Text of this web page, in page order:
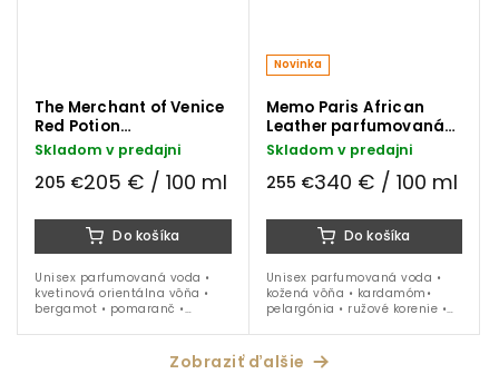
The Merchant of Venice
Red Potion
parfumovaná voda 100
Skladom v predajni
205 €205 € / 100 ml
Do košíka
Unisex parfumovaná voda •
kvetinová orientálna vôňa •
bergamot • pomaranč •
santalové drevo • tonka •
vhodná na celoročné nosenie
Novinka
Memo Paris African
Leather parfumovaná
voda 75 ml
Skladom v predajni
255 €340 € / 100 ml
Do košíka
Unisex parfumovaná voda •
kožená vôňa • kardamóm•
pelargónia • ružové korenie •
na obdobie jeseň až jar
Zobraziť ďalšie